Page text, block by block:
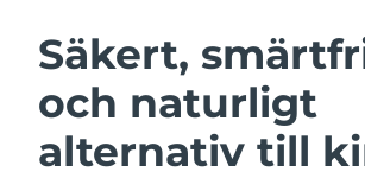
Säkert,
och naturligt
alternativ till
Ansiktsrengöring
Österrike
Bahrain
Belgien